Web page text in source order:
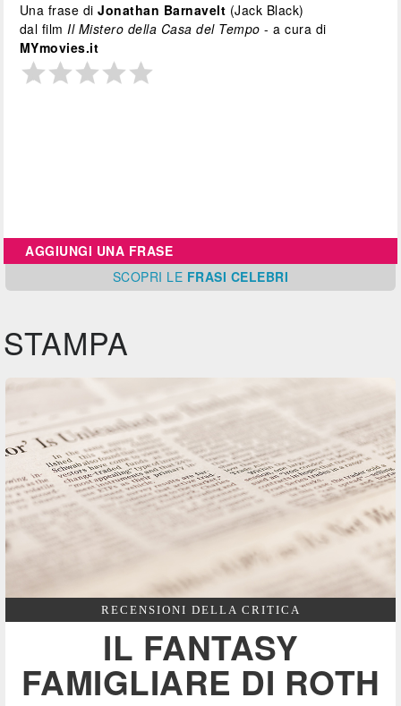
Una frase diJonathan Barnavelt (Jack Black)
dal filmIl Mistero della Casa del Tempo - a cura di
MYmovies.it
AGGIUNGI UNA FRASE
SCOPRI LE FRASI CELEBRI
STAMPA
RECENSIONI DELLA CRITICA
IL FANTASY
FAMIGLIARE DI ROTH